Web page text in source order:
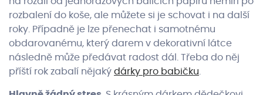
rozbalení do koše, ale můžete si je schovat i na další
roky. Případně je lze přenechat i samotnému
obdarovanému, který darem v dekorativní látce
následně může předávat radost dál. Třeba do něj
příští rok zabalí nějaký dárky pro babičku